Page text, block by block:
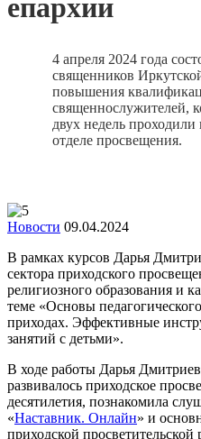
епархии
4 апреля 2024 года
священников
повышения
священнослужителей,
двух недель
отделе просвещения.
Новости 09.04.2024
В рамках курсов Дарья
сектора приходского
религиозного образования и
теме «Основы
приходах. Эффективные
занятий с детьми».
В ходе работы Дарья
развивалось приходское
десятилетия, познакомила
«Наставник. Онлайн» и
приходской